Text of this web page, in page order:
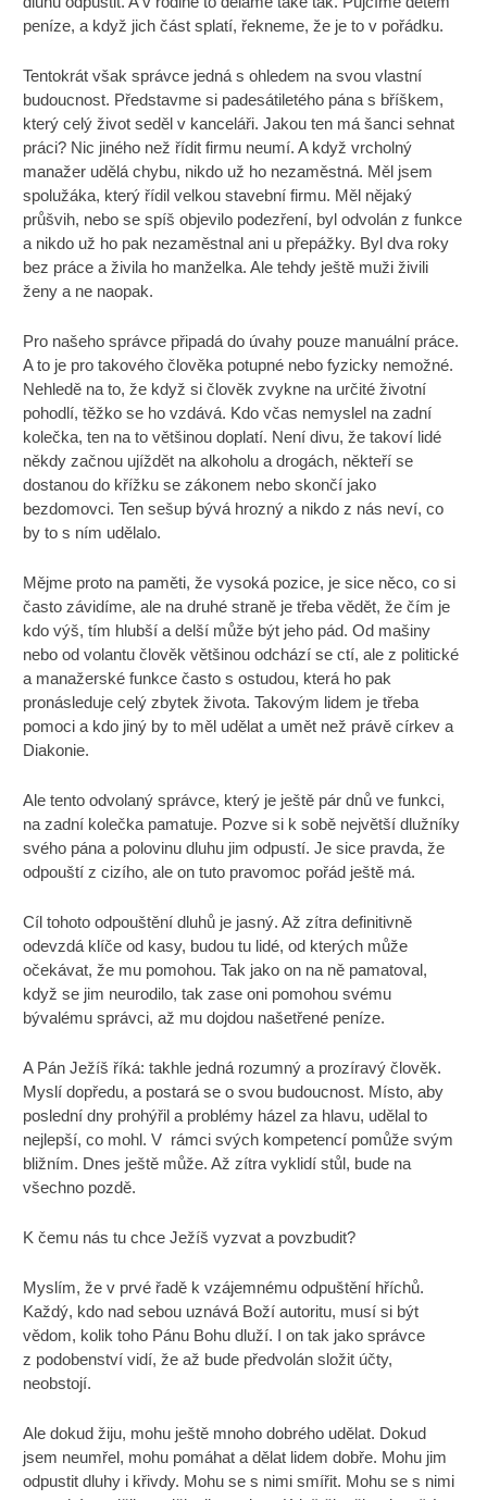
peníze, a když jich část splatí, řekneme, že je to v pořádku.
Tentokrát však správce jedná s ohledem na svou vlastní
budoucnost. Představme si padesátiletého pána s bříškem,
který celý život seděl v kanceláři. Jakou ten má šanci sehnat
práci? Nic jiného než řídit firmu neumí. A když vrcholný
manažer udělá chybu, nikdo už ho nezaměstná. Měl jsem
spolužáka, který řídil velkou stavební firmu. Měl nějaký
průšvih, nebo se spíš objevilo podezření, byl odvolán z funkce
a nikdo už ho pak nezaměstnal ani u přepážky. Byl dva roky
bez práce a živila ho manželka. Ale tehdy ještě muži živili
ženy a ne naopak.
Pro našeho správce připadá do úvahy pouze manuální práce.
A to je pro takového člověka potupné nebo fyzicky nemožné.
Nehledě na to, že když si člověk zvykne na určité životní
pohodlí, těžko se ho vzdává. Kdo včas nemyslel na zadní
kolečka, ten na to většinou doplatí. Není divu, že takoví lidé
někdy začnou ujíždět na alkoholu a drogách, někteří se
dostanou do křížku se zákonem nebo skončí jako
bezdomovci. Ten sešup bývá hrozný a nikdo z nás neví, co
by to s ním udělalo.
Mějme proto na paměti, že vysoká pozice, je sice něco, co si
často závidíme, ale na druhé straně je třeba vědět, že čím je
kdo výš, tím hlubší a delší může být jeho pád. Od mašiny
nebo od volantu člověk většinou odchází se ctí, ale z politické
a manažerské funkce často s ostudou, která ho pak
pronásleduje celý zbytek života. Takovým lidem je třeba
pomoci a kdo jiný by to měl udělat a umět než právě církev a
Diakonie.
Ale tento odvolaný správce, který je ještě pár dnů ve funkci,
na zadní kolečka pamatuje. Pozve si k sobě největší dlužníky
svého pána a polovinu dluhu jim odpustí. Je sice pravda, že
odpouští z cizího, ale on tuto pravomoc pořád ještě má.
Cíl tohoto odpouštění dluhů je jasný. Až zítra definitivně
odevzdá klíče od kasy, budou tu lidé, od kterých může
očekávat, že mu pomohou. Tak jako on na ně pamatoval,
když se jim neurodilo, tak zase oni pomohou svému
bývalému správci, až mu dojdou našetřené peníze.
A Pán Ježíš říká: takhle jedná rozumný a prozíravý člověk.
Myslí dopředu, a postará se o svou budoucnost. Místo, aby
poslední dny prohýřil a problémy házel za hlavu, udělal to
nejlepší, co mohl. V rámci svých kompetencí pomůže svým
bližním. Dnes ještě může. Až zítra vyklidí stůl, bude na
všechno pozdě.
K čemu nás tu chce Ježíš vyzvat a povzbudit?
Myslím, že v prvé řadě k vzájemnému odpuštění hříchů.
Každý, kdo nad sebou uznává Boží autoritu, musí si být
vědom, kolik toho Pánu Bohu dluží. I on tak jako správce
z podobenství vidí, že až bude předvolán složit účty,
neobstojí.
Ale dokud žiju, mohu ještě mnoho dobrého udělat. Dokud
jsem neumřel, mohu pomáhat a dělat lidem dobře. Mohu jim
odpustit dluhy i křivdy. Mohu se s nimi smířit. Mohu se s nimi